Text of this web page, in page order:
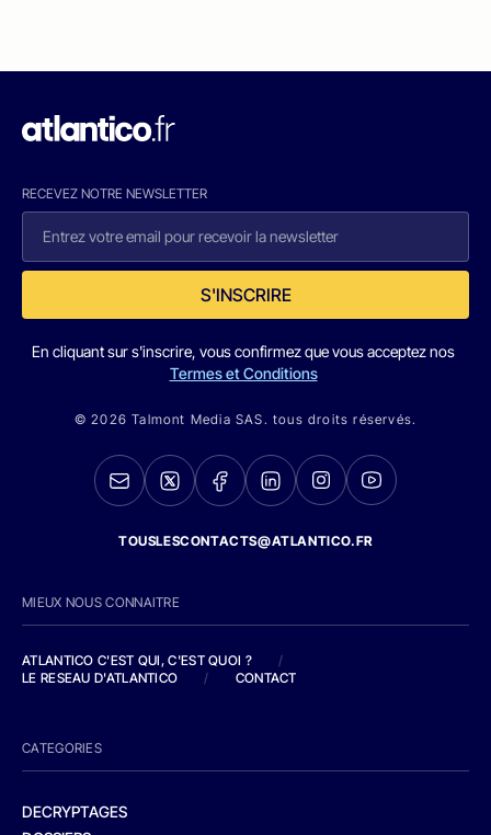
RECEVEZ NOTRE NEWSLETTER
S'INSCRIRE
En cliquant sur s'inscrire, vous confirmez que vous acceptez nos
Termes et Conditions
© 2026 Talmont Media SAS. tous droits réservés.
TOUSLESCONTACTS@ATLANTICO.FR
MIEUX NOUS CONNAITRE
ATLANTICO C'EST QUI, C'EST QUOI ?
/
LE RESEAU D'ATLANTICO
/ CONTACT
CATEGORIES
DECRYPTAGES